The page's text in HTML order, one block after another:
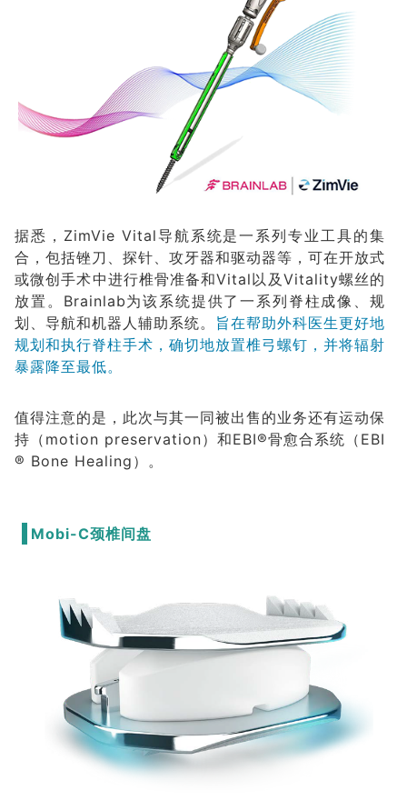
据悉，ZimVie Vital导航系统是一系列专业工具的集
合，包括锉刀、探针、攻牙器和驱动器等，可在开放式
或微创手术中进行椎骨准备和Vital以及Vitality螺丝的
放置。Brainlab为该系统提供了一系列脊柱成像、规
划、导航和机器人辅助系统。 旨在帮助外科医生更好地
规划和执行脊柱手术，确切地放置椎弓螺钉，并将辐射
暴露降至最低。
值得注意的是，此次与其一同被出售的业务还有运动保
持（motion preservation）和EBI®骨愈合系统（EBI
® Bone Healing）。
Mobi-C颈椎间盘